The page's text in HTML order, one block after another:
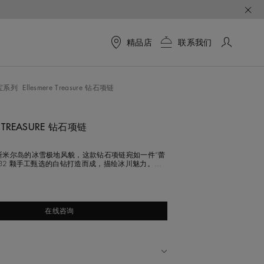
精品店 联系我们
来更改上面的主图像
系列 Ellesmere Treasure 钻石项链
TREASURE 钻石项链
米尔岛的冰雪极地风貌，这款钻石项链宛如一件“蕾
颗手工甄选的白钻打造而成，描绘冰川魅力。马
石的精致美感。两层圆形明亮式切割钻石铺镶于两
围其中，呈现纯净美好的冰雪光影世界。项链中
在线咨询